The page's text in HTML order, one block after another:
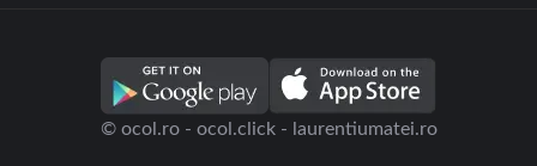
© ocol.ro - ocol.click - laurentiumatei.ro